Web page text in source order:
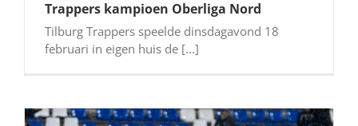
Trappers kampioen Oberliga Nord
Tilburg Trappers speelde dinsdagavond 18
februari in eigen huis de [...]